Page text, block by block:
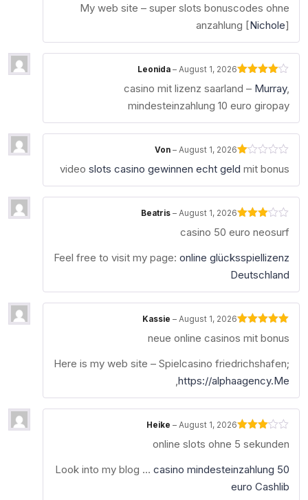
My web site – super slots bonuscodes ohne
anzahlung [Nichole]
out of 5
Leonida– August 1, 2026
casino mit lizenz saarland – Murray,
mindesteinzahlung 10 euro giropay
1
Von– August 1, 2026
video slots casino gewinnen echt geld mit bonus
3 out
Beatris– August 1, 2026
casino 50 euro neosurf
Feel free to visit my page: online glücksspiellizenz
Deutschland
of 5
Kassie– August 1, 2026
neue online casinos mit bonus
Here is my web site – Spielcasino friedrichshafen;
https://alphaagency.Me
3out
Heike– August 1, 2026
online slots ohne 5 sekunden
Look into my blog … casino mindesteinzahlung 50
euro Cashlib